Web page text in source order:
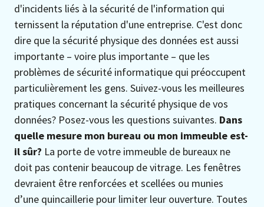
d'incidents liés à la sécurité de l'information qui
ternissent la réputation d'une entreprise. C'est donc
dire que la sécurité physique des données est aussi
importante – voire plus importante – que les
problèmes de sécurité informatique qui préoccupent
particulièrement les gens. Suivez-vous les meilleures
pratiques concernant la sécurité physique de vos
données? Posez-vous les questions suivantes. Dans
quelle mesure mon bureau ou mon immeuble est-
il sûr? La porte de votre immeuble de bureaux ne
doit pas contenir beaucoup de vitrage. Les fenêtres
devraient être renforcées et scellées ou munies
d’une quincaillerie pour limiter leur ouverture. Toutes